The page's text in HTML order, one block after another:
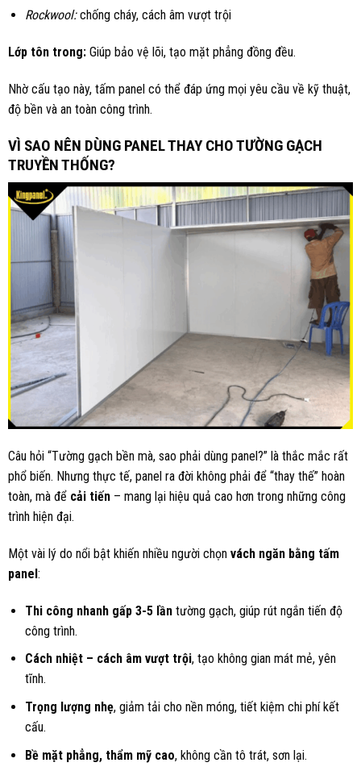
Rockwool:chống cháy, cách âm vượt trội
Lớp tôn trong: Giúp bảo vệ lõi, tạo mặt phẳng đồng đều.
Nhờ cấu tạo này, tấm panel có thể đáp ứng mọi yêu cầu về kỹ thuật,
độ bền và an toàn công trình.
VÌ SAO NÊN DÙNG PANEL THAY CHO TƯỜNG GẠCH
TRUYỀN THỐNG?
Câu hỏi “Tường gạch bền mà, sao phải dùng panel?” là thắc mắc rất
phổ biến. Nhưng thực tế, panel ra đời không phải để “thay thế” hoàn
toàn, mà để cải tiến – mang lại hiệu quả cao hơn trong những công
trình hiện đại.
Một vài lý do nổi bật khiến nhiều người chọn vách ngăn bằng tấm
panel:
Thi công nhanh gấp 3-5 lầntường gạch, giúp rút ngắn tiến độ
công trình.
Cách nhiệt – cách âm vượt trội, tạo không gian mát mẻ, yên
tĩnh.
Trọng lượng nhẹ, giảm tải cho nền móng, tiết kiệm chi phí kết
cấu.
Bề mặt phẳng, thẩm mỹ cao, không cần tô trát, sơn lại.